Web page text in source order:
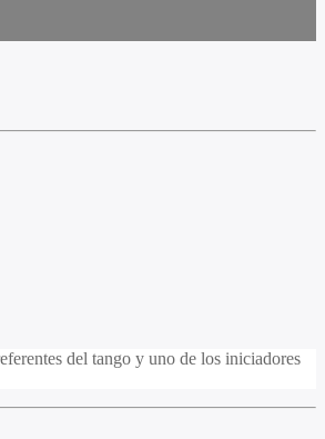
del tango y uno de los iniciadores